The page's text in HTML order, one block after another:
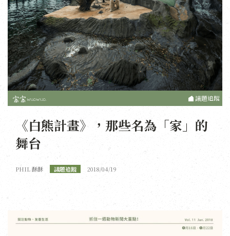
議題追蹤
《白熊計畫》，那些名為「家」的
舞台
PHIL 酥酥 議題追蹤 2018/04/19